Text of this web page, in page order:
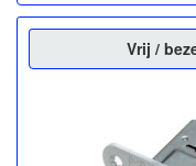
Vrij /